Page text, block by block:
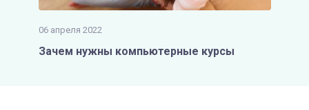
06 апреля 2022
Зачем нужны компьютерные курсы